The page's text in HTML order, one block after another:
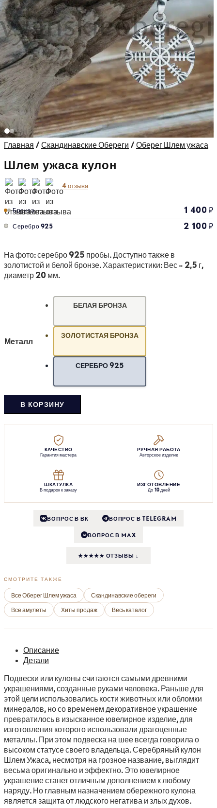
Главная /Скандинавские Обереги /Оберег Шлем ужаса
Шлем ужаса кулон
4 отзыва
Бронза 1 400₽
Серебро 925 2 100₽
На фото: серебро 925 пробы. Доступно также в
золотистой и белой бронзе. Характеристики: Вес ≈ 2,5 г,
диаметр 20 мм.
Металл
БЕЛАЯ БРОНЗА
ЗОЛОТИСТАЯ БРОНЗА
СЕРЕБРО 925
В КОРЗИНУ
КАЧЕСТВО
Гарантия мастера
РУЧНАЯ РАБОТА
Авторское изделие
ШКАТУЛКА
В подарок к заказу
ИЗГОТОВЛЕНИЕ
До 10 дней
ВОПРОС В ВК ВОПРОС В TELEGRAM
M ВОПРОС В MAX
★★★★★ ОТЗЫВЫ ↓
СМОТРИТЕ ТАКЖЕ
Все Оберег Шлем ужаса
Скандинавские обереги
Все амулеты
Хиты продаж Весь каталог
Описание
Детали
Подвески или кулоны считаются самыми древними
украшениями, созданные руками человека. Раньше для
этой цели использовались кости животных или обломки
минералов, но со временем декоративное украшение
превратилось в изысканное ювелирное изделие, для
изготовления которого использовали драгоценные
металлы. При этом подвеска на шее всегда говорила о
высоком статусе своего владельца. Серебряный кулон
Шлем Ужаса, несмотря на грозное название, выглядит
весьма оригинально и эффектно. Это ювелирное
украшение станет отличным дополнением к любому
наряду. Но главным назначением обережного кулона
является защита от людского негатива и злых духов.